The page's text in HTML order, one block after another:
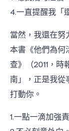
4.一直提醒我「
當然，我還在努
本書《他們為
查》（2011，
南」，正是我從
打動你。
1.一點一滴加強